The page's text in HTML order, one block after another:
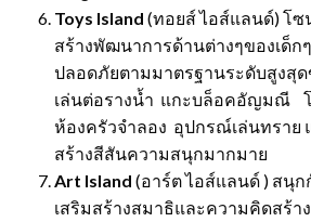
Toys Island (ทอยส์ ไอส์แลนด์)โซ
สร้างพัฒนาการด้านต่างๆของเด็ก
ปลอดภัยตามมาตรฐานระดับสูงสุด
เล่นต่อรางน้ำ แกะบล็อคอัญมณี โ
ห้องครัวจำลอง อุปกรณ์เล่นทราย
สร้างสีสันความสนุกมากมาย
Art Island (อาร์ต ไอส์แลนด์ ) สนุ
เสริมสร้างสมาธิและความคิดสร้า